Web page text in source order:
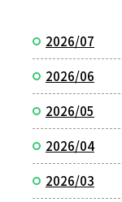
2026/07
2026/06
2026/05
2026/04
2026/03